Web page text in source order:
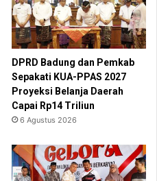
DPRD Badung dan Pemkab
Sepakati KUA-PPAS 2027
Proyeksi Belanja Daerah
Capai Rp14 Triliun
6 Agustus 2026